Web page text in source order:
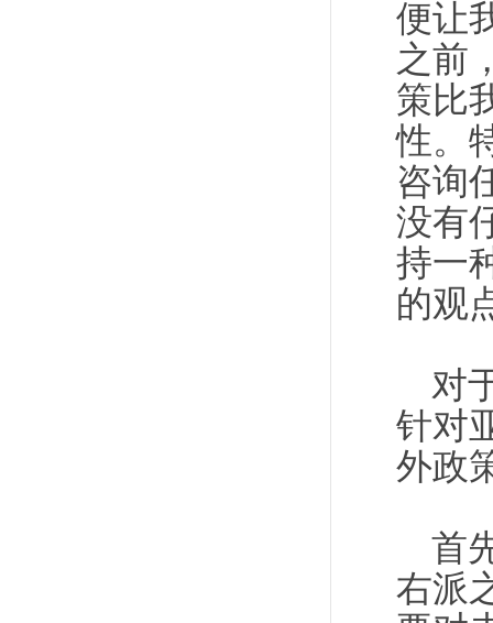
便让
之前
策比
性。
咨询
没有
持一
的观
对
针对
外政
首
右派